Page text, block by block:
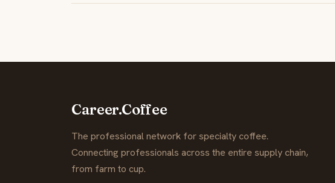
Career.Coffee
The professional network for specialty coffee.
Connecting professionals across the entire supply chain,
from farm to cup.